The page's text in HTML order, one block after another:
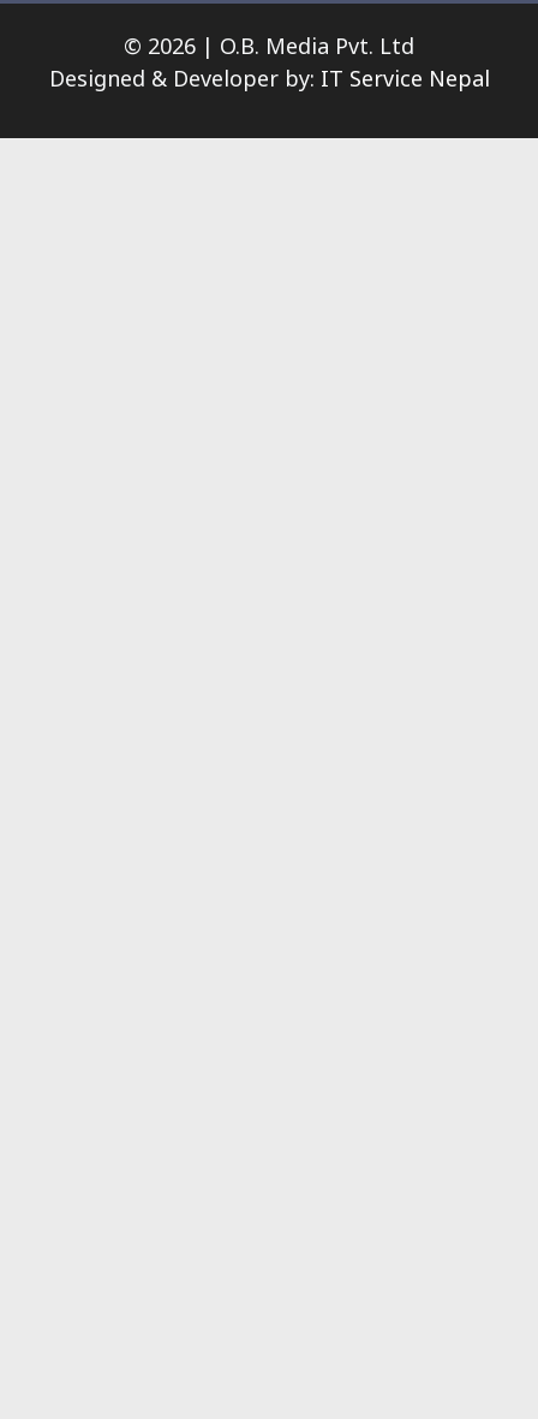
© 2026 | O.B. Media Pvt. Ltd
Designed & Developer by: IT Service Nepal